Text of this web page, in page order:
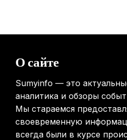
выявления рисков раннего
О сайте
Sumyinfo — это
аналитика и обзоры
Мы стараемся
своевременную
всегда были в курсе